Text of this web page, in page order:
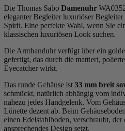
Die Thomas Sabo Damenuhr
eleganter Begleiter luxuriöser
Spirit. Eine perfekte Wahl, wenn Sie
klassischen luxuriösen Look suchen.
Die Armbanduhr verfügt über ein
gefertigt, das durch die mattiert, poliert
Eyecatcher wirkt.
Das runde Gehäuse ist 33 mm breit
schmückt, natürlich abhängig vom
nahezu jedes Handgelenk. Vom
Lünette dezent ab. Beim
einen Edelstahlboden, verschraubt,
ansprechendes Design setzt.